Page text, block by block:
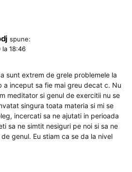
spune:
la 18:46
sunt extrem de grele problemele la
a inceput sa fie mai greu decat c. Nu
meditator si genul de exercitii nu se
singura toata materia si mi se
incercati sa ne ajutati in perioada
sa ne simtit nesiguri pe noi si sa ne
genul. Eu stiam ca se da la nivel